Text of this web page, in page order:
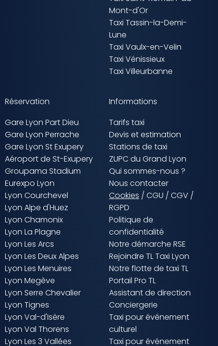
Mont-d'Or
Taxi Tassin-la-Demi-
Lune
Taxi Vaulx-en-Velin
Taxi Vénissieux
Taxi Villeurbanne
Réservation
Gare Lyon Part Dieu
Gare Lyon Perrache
Gare Lyon St Exupery
Aéroport de St-Exupery
Groupama Stadium
Eurexpo Lyon
Lyon Courchevel
Lyon Alpe d'Huez
Lyon Chamonix
Lyon La Plagne
Lyon Les Arcs
Lyon Les Deux Alpes
Lyon Les Menuires
Lyon Megève
Lyon Serre Chevalier
Lyon Tignes
Lyon Val-d'Isère
Lyon Val Thorens
Lyon Les 3 Vallées
Informations
Tarifs taxi
Devis et estimation
Stations de taxi
ZUPC du Grand Lyon
Qui sommes-nous ?
Nous contacter
Cookies / CGU / CGV /
RGPD
Politique de
confidentialité
Notre démarche RSE
Rejoindre TL Taxi Lyon
Notre flotte de taxi TL
Portail Pro TL
Assistant de direction
Conciergerie
Taxi pour événement
culturel
Taxi pour événement